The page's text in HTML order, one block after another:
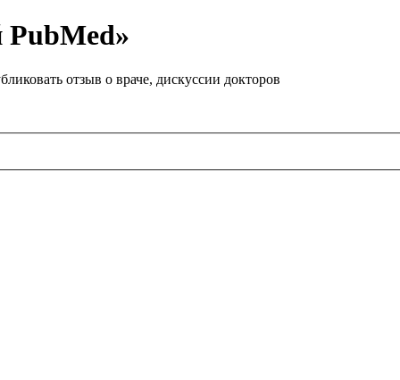
отзыв о враче, дискуссии докторов